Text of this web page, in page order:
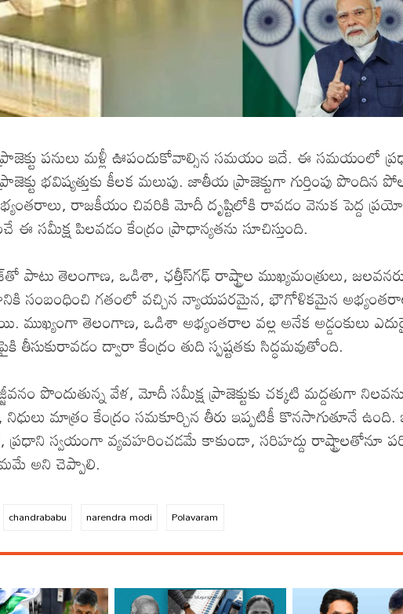
పనులు మళ్లీ ఊపందుకోవాల్సిన సమయం ఇదే. ఈ సమయంలో
భవిష్యత్తుకు కీలక మలుపు. జాతీయ ప్రాజెక్టుగా గుర్తింపు పొందిన
అభ్యంతరాలు, రాజకీయం చివరికి మోదీ దృష్టిలోకి రావడం వెనుక పెద్ద
సమీక్ష పిలవడం కేంద్రం ప్రాధాన్యతను సూచిస్తుంది.
పాటు తెలంగాణ, ఒడిశా, ఛత్తీస్‌గఢ్‌ రాష్ట్రాల ముఖ్యమంత్రులు,
సంబంధించి గతంలో వచ్చిన న్యాయపరమైన, భౌగోళికమైన
ముఖ్యంగా తెలంగాణ, ఒడిశా అభ్యంతరాల వల్ల అనేక అడ్డంకులు
తీసుకురావడం ద్వారా కేంద్రం తుది స్పష్టతకు సిద్ధమవుతోంది.
పొందుతున్న వేళ, మోదీ సమీక్ష ప్రాజెక్టుకు చక్కటి మద్దతుగా
మాత్రం కేంద్రం సమకూర్చిన తీరు ఇప్పటికీ కొనసాగుతూనే ఉంది.
ప్రధాని స్వయంగా వ్యవహరించడమే కాకుండా, సరిహద్దు రాష్ట్రాలతోనూ
అని చెప్పాలి.
chandrababu narendra modi Polavaram